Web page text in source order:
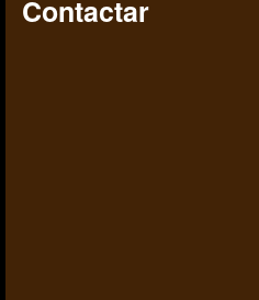
Contactar